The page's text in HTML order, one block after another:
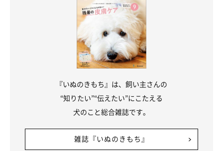
『いぬのきもち』は、飼い主さんの
“知りたい”“伝えたい”にこたえる
犬のこと総合雑誌です。
雑誌『いぬのきもち』